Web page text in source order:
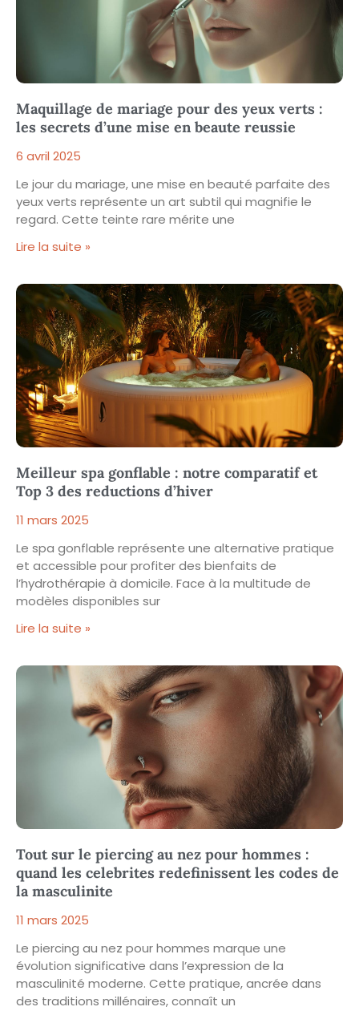
Maquillage de mariage pour des yeux verts :
les secrets d’une mise en beaute reussie
6 avril 2025
Le jour du mariage, une mise en beauté parfaite des
yeux verts représente un art subtil qui magnifie le
regard. Cette teinte rare mérite une
Lire la suite »
Meilleur spa gonflable : notre comparatif et
Top 3 des reductions d’hiver
11 mars 2025
Le spa gonflable représente une alternative pratique
et accessible pour profiter des bienfaits de
l’hydrothérapie à domicile. Face à la multitude de
modèles disponibles sur
Lire la suite »
Tout sur le piercing au nez pour hommes :
quand les celebrites redefinissent les codes de
la masculinite
11 mars 2025
Le piercing au nez pour hommes marque une
évolution significative dans l’expression de la
masculinité moderne. Cette pratique, ancrée dans
des traditions millénaires, connaît un